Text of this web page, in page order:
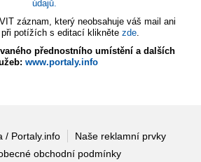
údajů.
záznam, který neobsahuje váš mail ani
při potížích s editací klikněte zde.
přednostního umístění a dalších
www.portaly.info
/ Portaly.info
Naše reklamní prvky
obchodní podmínky